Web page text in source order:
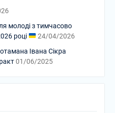
молоді з тимчасово
році
24/04/2026
Івана Сікра
01/06/2025